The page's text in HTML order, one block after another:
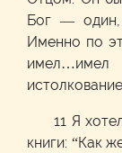
Бог —
Именно по
11 Я
книги: “Как